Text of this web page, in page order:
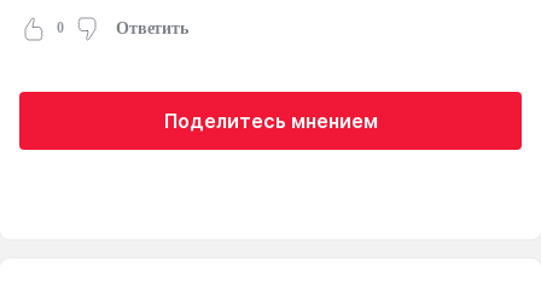
0 Ответить
Поделитесь мнением